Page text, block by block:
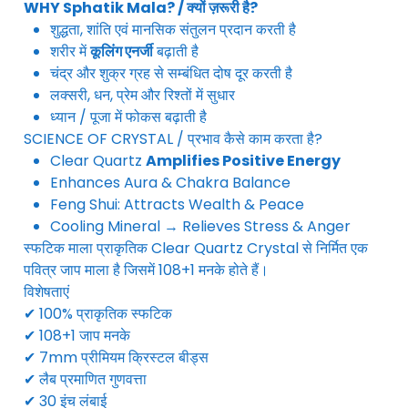
WHY Sphatik Mala? / क्यों ज़रूरी है?
शुद्धता, शांति एवं मानसिक संतुलन प्रदान करती है
शरीर मेंकूलिंग एनर्जीबढ़ाती है
चंद्र और शुक्र ग्रह से सम्बंधित दोष दूर करती है
लक्सरी, धन, प्रेम और रिश्तों में सुधार
ध्यान / पूजा में फोकस बढ़ाती है
SCIENCE OF CRYSTAL / प्रभाव कैसे काम करता है?
Clear Quartz Amplifies Positive Energy
Enhances Aura & Chakra Balance
Feng Shui: Attracts Wealth & Peace
Cooling Mineral → Relieves Stress & Anger
स्फटिक माला प्राकृतिक Clear Quartz Crystal से निर्मित एक
पवित्र जाप माला है जिसमें 108+1 मनके होते हैं।
विशेषताएं
✔ 100% प्राकृतिक स्फटिक
✔ 108+1 जाप मनके
✔ 7mm प्रीमियम क्रिस्टल बीड्स
✔ लैब प्रमाणित गुणवत्ता
✔ 30 इंच लंबाई